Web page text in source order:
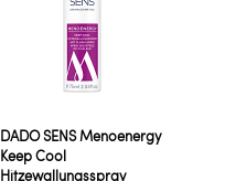
DADO SENS Menoenergy
Keep Cool
Hitzewallungsspray